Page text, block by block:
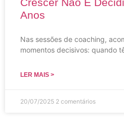
Anos
Nas sessões de coaching,
momentos decisivos: quando
LER MAIS >
20/07/2025 2 comentários